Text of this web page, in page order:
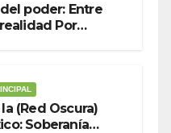
poder: Entre
Por
(Red Oscura)
Soberanía